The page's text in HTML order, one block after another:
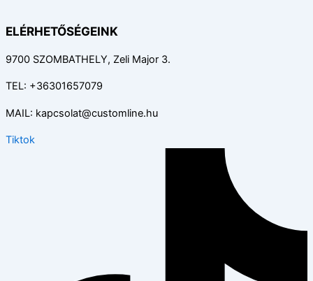
ELÉRHETŐSÉGEINK
9700 SZOMBATHELY, Zeli Major 3.
TEL: +36301657079
MAIL: kapcsolat@customline.hu
Tiktok